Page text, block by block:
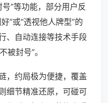
号”等功能，部分用户反
”或“透视他人牌型”的
、自动连接等技术手段
被封号”。
，约局极为便捷，覆盖
细节精准还原，可碰可